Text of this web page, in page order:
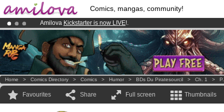
Comics, mangas, community!
Amilova Kickstarter is now LIVE!.
Premium membership from3.95 eurosper month !Get membership
Already 100000membersand 1000 comics & mangas!.
Home > Comics Directory > Comics > Humor > BDs Du Piratesourcil > Ch. 1 >
Favourites Share Full screen Thumbnails